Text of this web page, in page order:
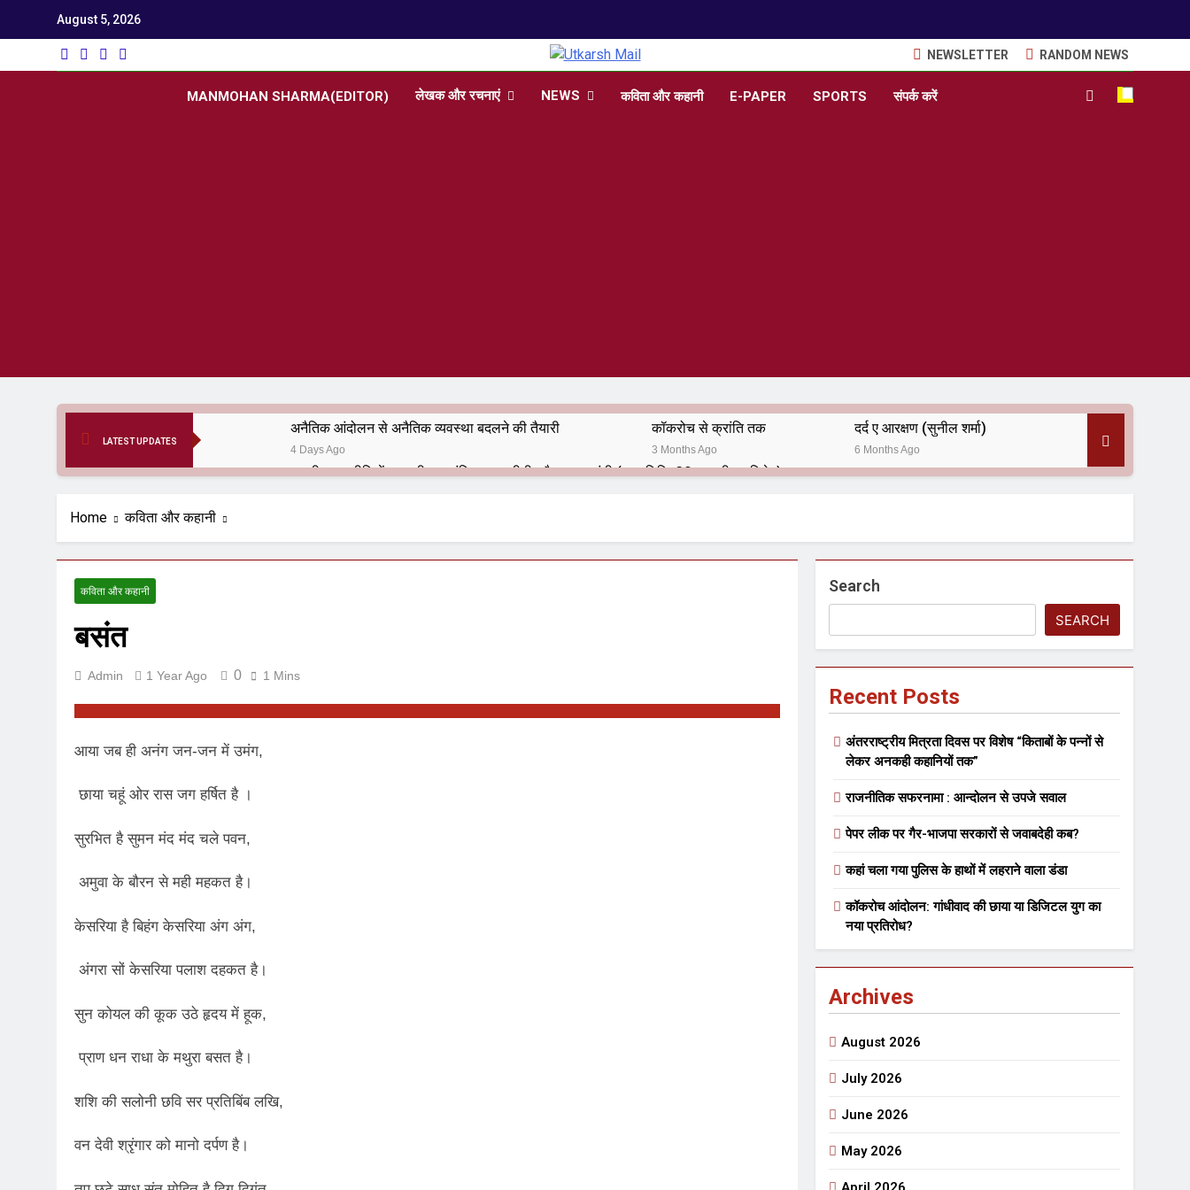
August 5, 2026
Utkarsh Mail
NEWSLETTER RANDOM NEWS
MANMOHAN SHARMA(EDITOR) लेखक और रचनाएं NEWS कविता और कहानी E-PAPER SPORTS संपर्क करें
LATEST UPDATES
अनैतिक आंदोलन से अनैतिक व्यवस्था बदलने की तैयारी
4 Days Ago
कॉकरोच से क्रांति तक
3 Months Ago
दर्द ए आरक्षण (सुनील शर्मा)
6 Months Ago
भारतीय राजनीति में आज भी प्रासांगिक एव अद्वीतीय है महात्मा गांधी (पुण्य तिथि-30 जनवरी पर विशेष)
हरियाणा सरकार के बाबा बंदा सिंह बहादुर की स्मृति में स्मारक निर्माण की दिशा में बढ़ते कदम
समाज सेवा मे तत्पर दानवीर परिवार
विश्व पुस्तक मेले (10-18 फरवरी) में अनुराधा प्रकाशन के स्टाल पर अपनी पुस्तक को प्रदर्शित/विमोचन हेतु संपर्क करें
3 Years Ago
श्री हनुमानजी का जन्म महोत्सव का भव्य आयोजन
Home कविता और कहानी
कविता और कहानी
बसंत
Admin 1 Year Ago 0 1 Mins
आया जब ही अनंग जन-जन में उमंग,
छाया चहूं ओर रास जग हर्षित है ।
सुरभित है सुमन मंद मंद चले पवन,
अमुवा के बौरन से मही महकत है।
केसरिया है बिहंग केसरिया अंग अंग,
अंगरा सों केसरिया पलाश दहकत है।
सुन कोयल की कूक उठे हृदय में हूक,
प्राण धन राधा के मथुरा बसत है।
शशि की सलोनी छवि सर प्रतिबिंब लखि,
वन देवी श्रृंगार को मानो दर्पण है।
Search
SEARCH
Recent Posts
अंतरराष्ट्रीय मित्रता दिवस पर विशेष “किताबों के पन्नों से
लेकर अनकही कहानियों तक”
राजनीतिक सफरनामा : आन्दोलन से उपजे सवाल
पेपर लीक पर गैर-भाजपा सरकारों से जवाबदेही कब?
कहां चला गया पुलिस के हाथों में लहराने वाला डंडा
कॉकरोच आंदोलन: गांधीवाद की छाया या डिजिटल युग का
नया प्रतिरोध?
Archives
August 2026
July 2026
June 2026
May 2026